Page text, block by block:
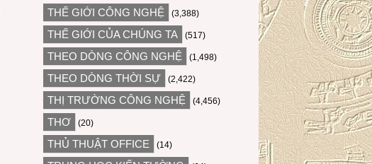
THẾ GIỚI CÔNG NGHỆ (3,388)
THẾ GIỚI CỦA CHÚNG TA (517)
THEO DÒNG CÔNG NGHỆ (1,498)
THEO DÒNG THỜI SỰ (2,422)
THỊ TRƯỜNG CÔNG NGHỆ (4,456)
THƠ (20)
THỦ THUẬT OFFICE (14)